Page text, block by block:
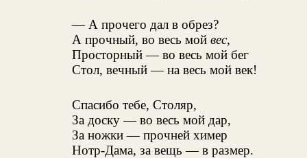
— А прочего дал в обрез?
А прочный, во весь мойвес,
Просторный — во весь мой бег
Стол, вечный — на весь мой век!
Спасибо тебе, Столяр,
За доску — во весь мой дар,
За ножки — прочней химер
Нотр-Дама, за вещь — в размер.